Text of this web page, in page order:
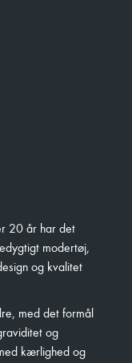
20 år har det
modertøj,
og kvalitet
med det formål
og
kærlighed og